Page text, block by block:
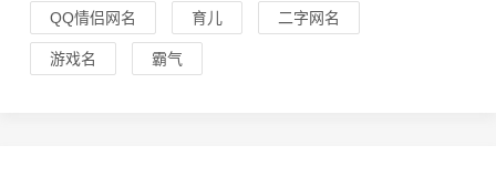
QQ情侣网名 育儿 二字网名
游戏名 霸气